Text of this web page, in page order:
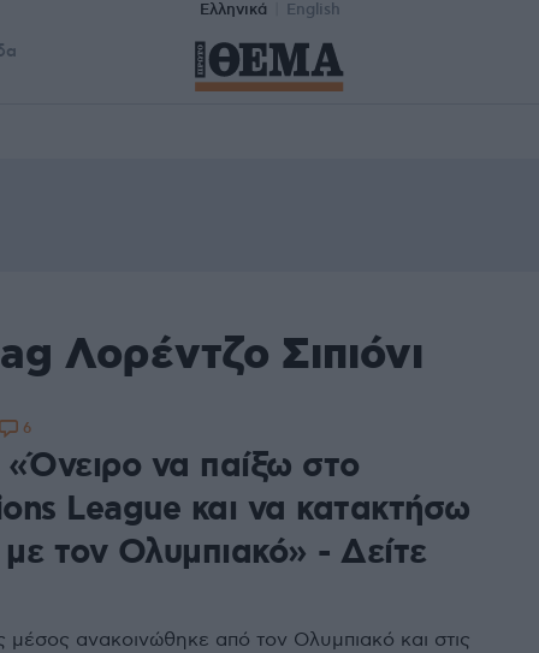
Ελληνικά English
Λορέντζο Σιπιόνι
«Όνειρο να παίξω στο
League και να κατακτήσω
με τον Ολυμπιακό» - Δείτε
μέσος ανακοινώθηκε από τον Ολυμπιακό και στις
6